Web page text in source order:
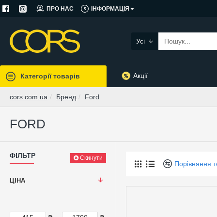
ПРО НАС ІНФОРМАЦІЯ
Усі
Категорії товарів Акції
cors.com.ua Бренд Ford
FORD
ФІЛЬТР Скинути
ЦІНА
Порівняння